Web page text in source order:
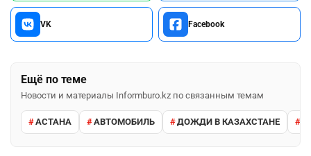
VK Facebook
Ещё по теме
Новости и материалы Informburo.kz по связанным темам
АСТАНА АВТОМОБИЛЬ ДОЖДИ В КАЗАХСТАНЕ